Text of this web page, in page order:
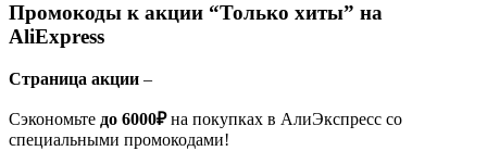
Промокоды к акции “Только хиты” на
AliExpress
Страница акции –
Сэкономьте до 6000₽на покупках в АлиЭкспресс со
специальными промокодами!